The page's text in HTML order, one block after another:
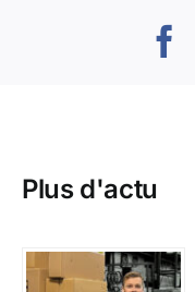
Plus d'actu